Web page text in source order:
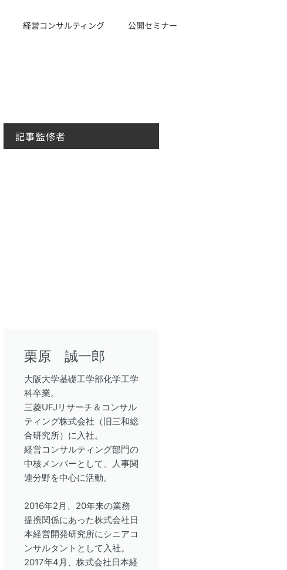
経営コンサルティング 公開セミナー
記事監修者
栗原 誠一郎
大阪大学基礎工学部化学工学
科卒業。
三菱UFJリサーチ＆コンサル
ティング株式会社（旧三和総
合研究所）に入社。
経営コンサルティング部門の
中核メンバーとして、人事関
連分野を中心に活動。
2016年2月、20年来の業務
提携関係にあった株式会社日
本経営開発研究所にシニアコ
ンサルタントとして入社。
2017年4月、株式会社日本経